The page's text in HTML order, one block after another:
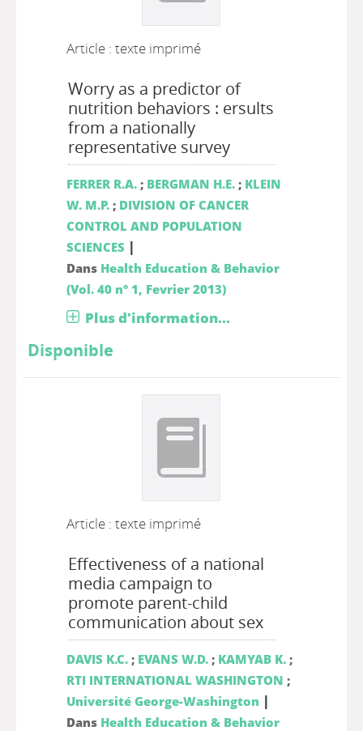
Article : texte imprimé
Worry as a predictor of
nutrition behaviors : ersults
from a nationally
representative survey
FERRER R.A.; BERGMAN H.E.; KLEIN
W. M.P.; DIVISION OF CANCER
CONTROL AND POPULATION
SCIENCES |
Dans Health Education & Behavior
(Vol. 40 n° 1, Fevrier 2013)
Plus d'information...
Disponible
Article : texte imprimé
Effectiveness of a national
media campaign to
promote parent-child
communication about sex
DAVIS K.C.; EVANS W.D.; KAMYAB K.;
RTI INTERNATIONAL WASHINGTON ;
Université George-Washington |
Dans Health Education & Behavior